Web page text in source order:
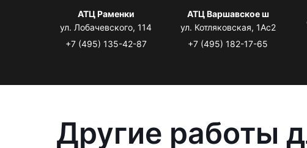
АТЦ Раменки
ул. Лобачевского, 114
+7 (495) 135-42-87
АТЦ Варшавское ш
ул. Котляковская, 1Ас2
+7 (495) 182-17-65
Другие работы